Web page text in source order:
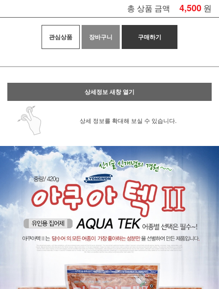
총 상품 금액 4,500 원
관심상품 장바구니 구매하기
상세정보 새창 열기
상세 정보를 확대해 보실 수 있습니다.